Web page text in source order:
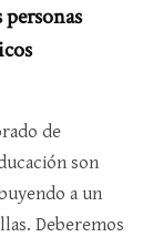
de
son
a un
Deberemos